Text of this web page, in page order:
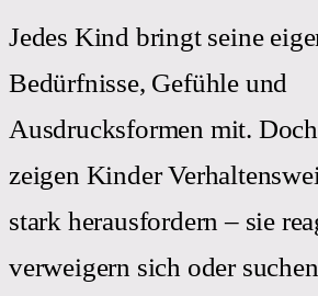
Jedes Kind bringt seine
Bedürfnisse, Gefühle und
Ausdrucksformen mit.
zeigen Kinder
stark herausfordern – sie
verweigern sich oder